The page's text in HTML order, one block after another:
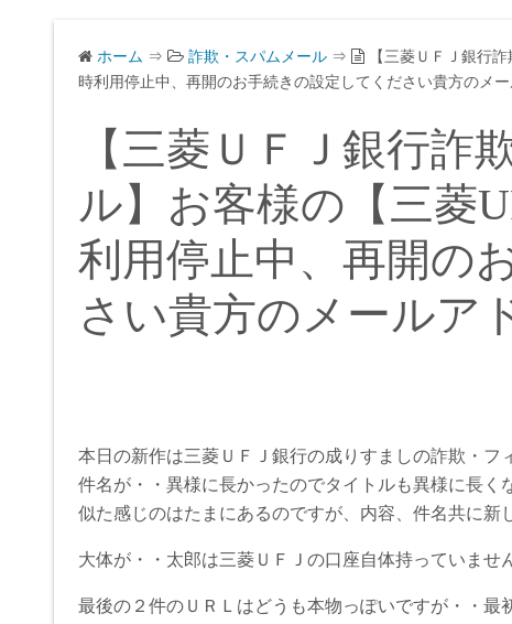
ホーム ⇒ 詐欺・スパムメール ⇒
【三菱ＵＦＪ銀行
時利用停止中、再開のお手続きの設定してください貴方のメ
【三菱ＵＦＪ銀行詐
ル】お客様の【三菱
利用停止中、再開の
さい貴方のメールア
本日の新作は三菱ＵＦＪ銀行の成りすましの詐欺・フ
件名が・・異様に長かったのでタイトルも異様に長く
似た感じのはたまにあるのですが、内容、件名共に新
大体が・・太郎は三菱ＵＦＪの口座自体持っていませ
最後の２件のＵＲＬはどうも本物っぽいですが・・